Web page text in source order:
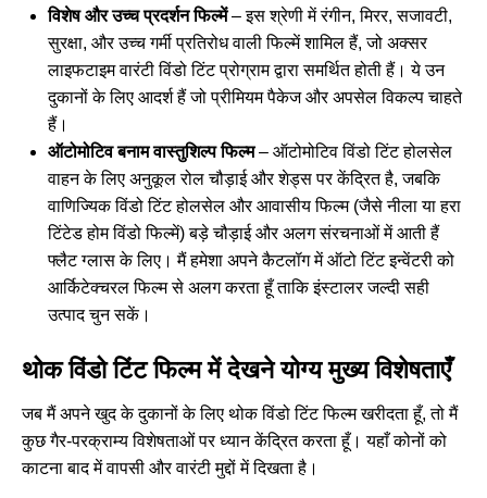
विशेष और उच्च प्रदर्शन फिल्में– इस श्रेणी में रंगीन, मिरर, सजावटी,
सुरक्षा, और उच्च गर्मी प्रतिरोध वाली फिल्में शामिल हैं, जो अक्सर
लाइफटाइम वारंटी विंडो टिंट प्रोग्राम द्वारा समर्थित होती हैं। ये उन
दुकानों के लिए आदर्श हैं जो प्रीमियम पैकेज और अपसेल विकल्प चाहते
हैं।
ऑटोमोटिव बनाम वास्तुशिल्प फिल्म– ऑटोमोटिव विंडो टिंट होलसेल
वाहन के लिए अनुकूल रोल चौड़ाई और शेड्स पर केंद्रित है, जबकि
वाणिज्यिक विंडो टिंट होलसेल और आवासीय फिल्म (जैसे नीला या हरा
टिंटेड होम विंडो फिल्में) बड़े चौड़ाई और अलग संरचनाओं में आती हैं
फ्लैट ग्लास के लिए। मैं हमेशा अपने कैटलॉग में ऑटो टिंट इन्वेंटरी को
आर्किटेक्चरल फिल्म से अलग करता हूँ ताकि इंस्टालर जल्दी सही
उत्पाद चुन सकें।
थोक विंडो टिंट फिल्म में देखने योग्य मुख्य विशेषताएँ
जब मैं अपने खुद के दुकानों के लिए थोक विंडो टिंट फिल्म खरीदता हूँ, तो मैं
कुछ गैर-परक्राम्य विशेषताओं पर ध्यान केंद्रित करता हूँ। यहाँ कोनों को
काटना बाद में वापसी और वारंटी मुद्दों में दिखता है।